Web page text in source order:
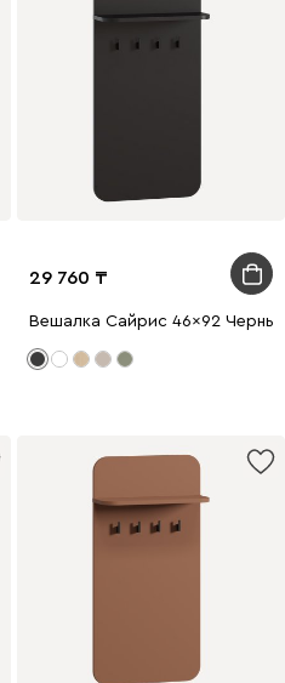
29 760
Вешалка Сайрис 46x92 Черный